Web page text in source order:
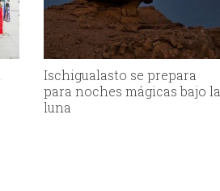
Ischigualasto se prepara
para noches mágicas bajo la
luna